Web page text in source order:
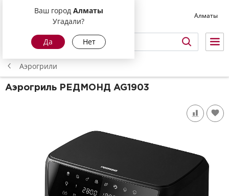
Ваш город Алматы
Угадали?
Да Нет
Алматы
Аэрогрили
Аэрогриль РЕДМОНД AG1903